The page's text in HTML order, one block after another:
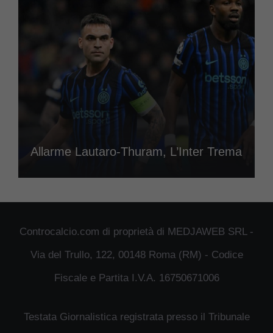
Allarme Lautaro-Thuram, L’Inter Trema
Controcalcio.com di proprietà di MEDJAWEB SRL -
Via del Trullo, 122, 00148 Roma (RM) - Codice
Fiscale e Partita I.V.A. 16750671006
Testata Giornalistica registrata presso il Tribunale